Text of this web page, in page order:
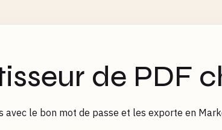
de PDF
avec le bon mot de passe et les exporte en